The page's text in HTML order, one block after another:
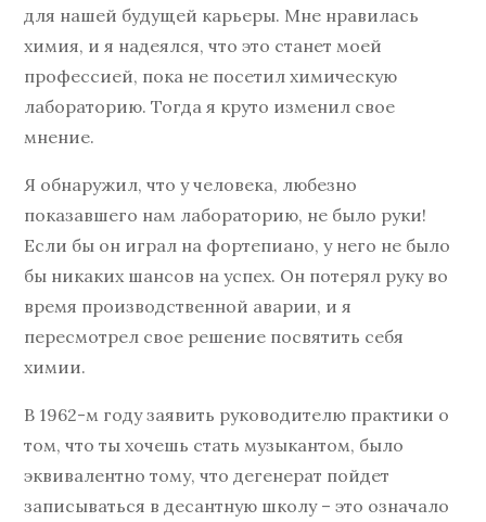
для нашей будущей карьеры. Мне нравилась
химия, и я надеялся, что это станет моей
профессией, пока не посетил химическую
лабораторию. Тогда я круто изменил свое
мнение.
Я обнаружил, что у человека, любезно
показавшего нам лабораторию, не было руки!
Если бы он играл на фортепиано, у него не было
бы никаких шансов на успех. Он потерял руку во
время производственной аварии, и я
пересмотрел свое решение посвятить себя
химии.
В 1962-м году заявить руководителю практики о
том, что ты хочешь стать музыкантом, было
эквивалентно тому, что дегенерат пойдет
записываться в десантную школу – это означало